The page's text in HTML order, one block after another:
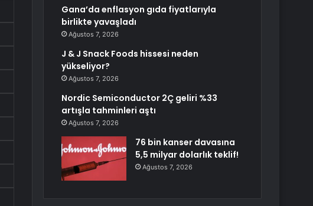
Gana’da enflasyon gıda fiyatlarıyla
birlikte yavaşladı
Ağustos 7, 2026
J & J Snack Foods hissesi neden
yükseliyor?
Ağustos 7, 2026
Nordic Semiconductor 2Ç geliri %33
artışla tahminleri aştı
Ağustos 7, 2026
76 bin kanser davasına
5,5 milyar dolarlık teklif!
Ağustos 7, 2026